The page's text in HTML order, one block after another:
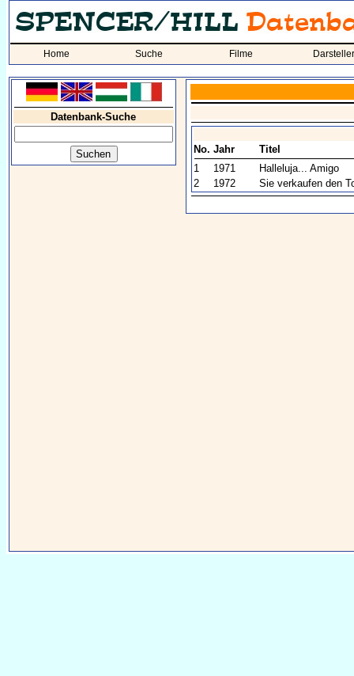
Home Suche Filme Darsteller
Datenbank-Suche
No. Jahr
Titel
1
1971
Halleluja... Amigo
2
1972 Sie verkaufen den